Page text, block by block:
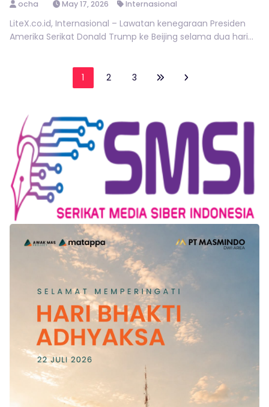
ocha May 17, 2026 Internasional
LiteX.co.id, Internasional – Lawatan kenegaraan Presiden
Amerika Serikat Donald Trump ke Beijing selama dua hari...
1 2 3